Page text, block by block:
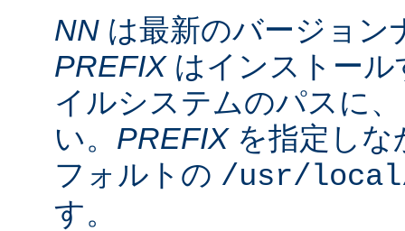
NN は最新のバージョン
PREFIXはインストール
イルシステムのパスに
い。 PREFIXを指定しな
フォルトの /usr/local/
す。